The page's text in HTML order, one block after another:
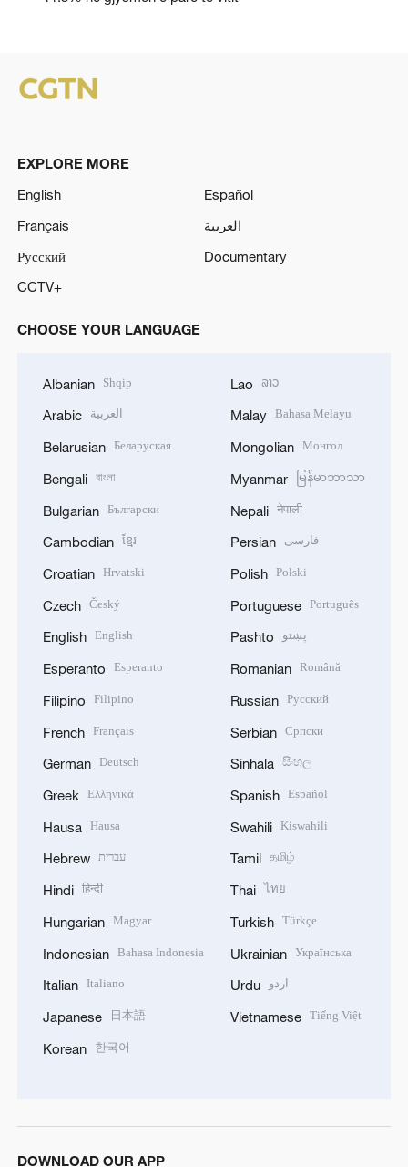
EXPLORE MORE
English
Español
Français
العربية
Русский
Documentary
CCTV+
CHOOSE YOUR LANGUAGE
Albanian Shqip
Arabic العربية
Belarusian Беларуская
Bengali বাংলা
Bulgarian Български
Cambodian ខ្មែរ
Croatian Hrvatski
Czech Český
English English
Esperanto Esperanto
Filipino Filipino
French Français
German Deutsch
Greek Ελληνικά
Hausa Hausa
Hebrew עברית
Hindi हिन्दी
Hungarian Magyar
Indonesian Bahasa Indonesia
Italian Italiano
Japanese 日本語
Korean 한국어
Lao ລາວ
Malay Bahasa Melayu
Mongolian Монгол
Myanmar မြန်မာဘာသာ
Nepali नेपाली
Persian فارسی
Polish Polski
Portuguese Português
Pashto پښتو
Romanian Română
Russian Русский
Serbian Српски
Sinhala සිංහල
Spanish Español
Swahili Kiswahili
Tamil தமிழ்
Thai ไทย
Turkish Türkçe
Ukrainian Українська
Urdu اردو
Vietnamese Tiếng Việt
DOWNLOAD OUR APP